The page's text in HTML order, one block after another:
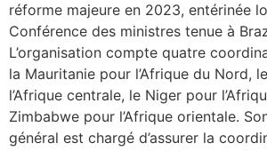
réforme majeure en 2023, entérinée
Conférence des ministres tenue à
L’organisation compte quatre
la Mauritanie pour l’Afrique du Nord,
l’Afrique centrale, le Niger pour
Zimbabwe pour l’Afrique orientale.
général est chargé d’assurer la